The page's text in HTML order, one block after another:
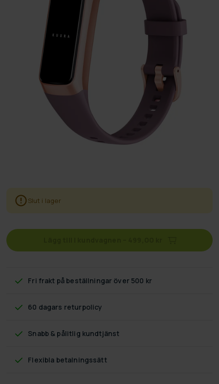
Slut i lager
Fri frakt på beställningar över 500 kr
60 dagars returpolicy
Snabb & pålitlig kundtjänst
Flexibla betalningssätt